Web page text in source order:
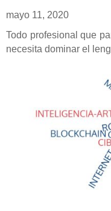
mayo 11, 2020
Todo profesional que
necesita dominar el